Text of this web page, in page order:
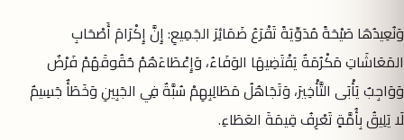
وَنُعِيدُهَا صَيْحَةً مُدَوِّيَةً تَقْرَعُ ضَمَائِرَ الجَمِيعِ: إِنَّ إِكْرَامَ أَصْحَابِ
المَعَاشَاتِ مَكْرُمَةٌ يَقْتَضِيهَا الوَفَاءُ، وَإِعْطَاءَهُمْ حُقُوقَهُمْ فَرْضٌ
وَوَاجِبٌ يَأْبَى التَّأْخِيرَ، وَتَجَاهُلُ مَطَالِبِهِمْ سُبَّةٌ فِي الجَبِينِ وَخَطَأٌ جَسِيمٌ
لَا يَلِيقُ بِأُمَّةٍ تَعْرِفُ قِيمَةَ العَطَاءِ.